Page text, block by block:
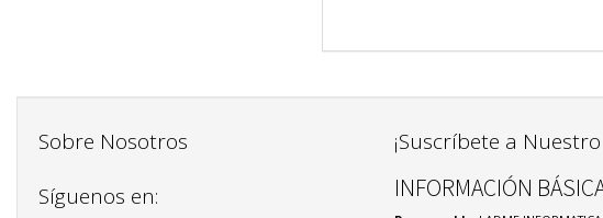
Sobre Nosotros
Síguenos en:
¡Suscríbete a
INFORMACIÓN